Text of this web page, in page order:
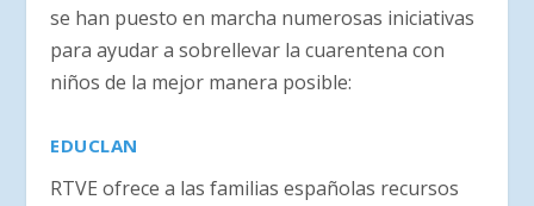
se han puesto en marcha numerosas iniciativas
para ayudar a sobrellevar la cuarentena con
niños de la mejor manera posible:
EDUCLAN
RTVE ofrece a las familias españolas recursos